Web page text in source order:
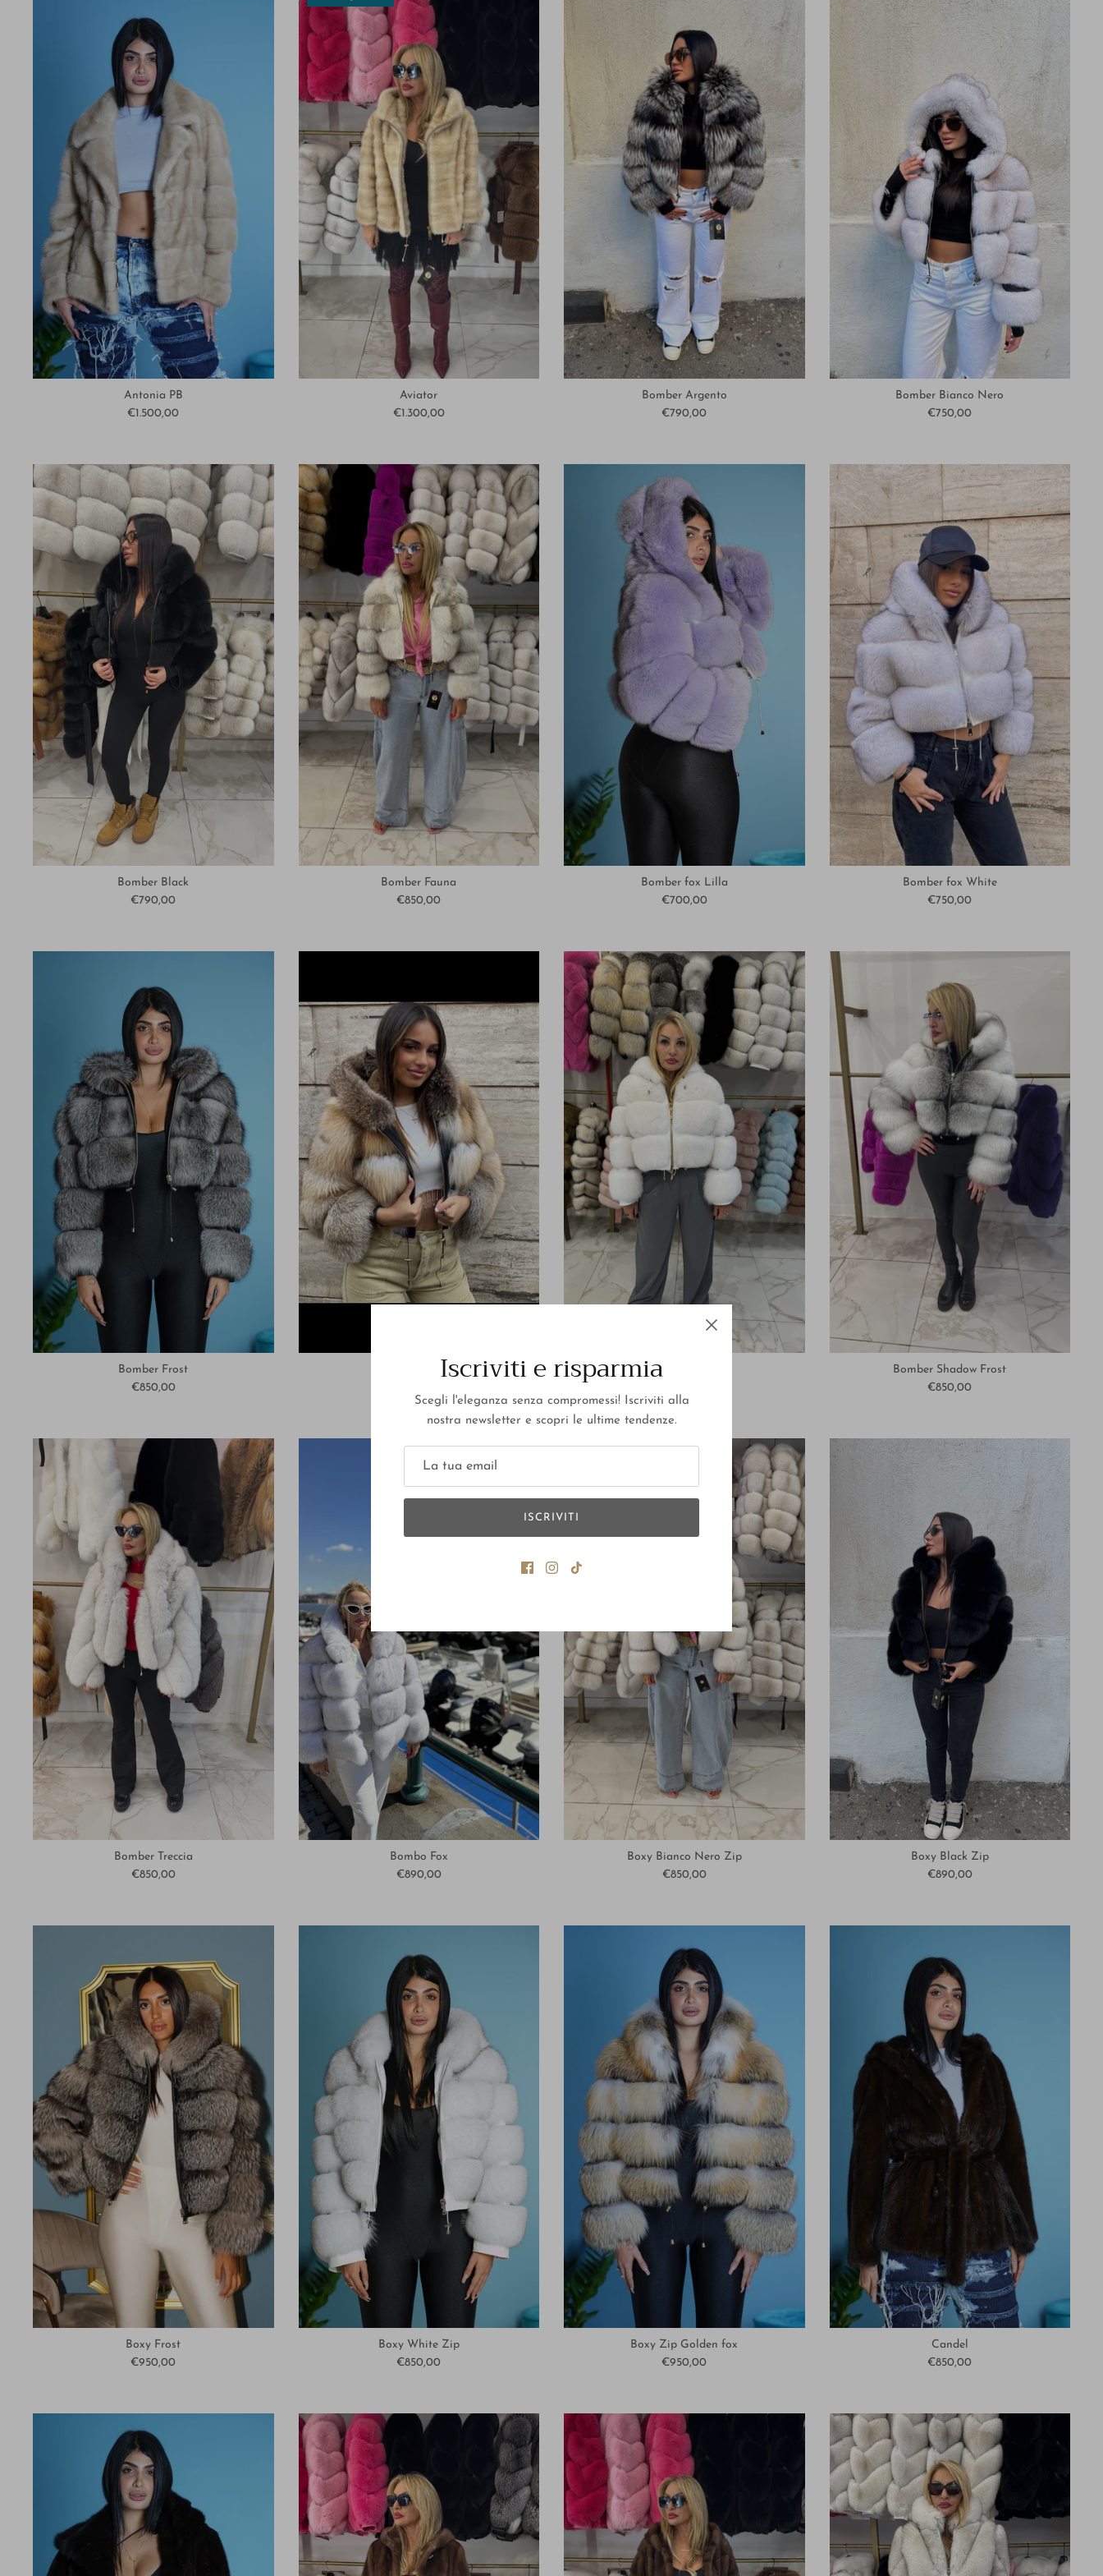
Antonia PB
€1.500,00
Aviator
€1.300,00
Bomber Argento
€790,00
Bomber Bianco Nero
€750,00
Bomber Black
€790,00
Bomber Fauna
€850,00
Bomber fox Lilla
€700,00
Bomber fox White
€750,00
Bomber Frost
€850,00
Bomber Golden
Bomber Latte
Bomber Shadow Frost
€850,00
Bomber Treccia
€850,00
Bombo Fox
€890,00
Boxy Bianco Nero Zip
€850,00
Boxy Black Zip
€890,00
Boxy Frost
€950,00
Boxy White Zip
€850,00
Boxy Zip Golden fox
€950,00
Candel
€850,00
Iscriviti e risparmia
Scegli l'eleganza senza compromessi! Iscriviti alla
nostra newsletter e scopri le ultime tendenze.
ISCRIVITI